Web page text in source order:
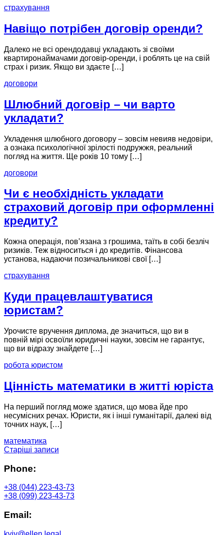
страхування
Навіщо потрібен договір оренди?
Далеко не всі орендодавці укладають зі своїми
квартиронаймачами договір-оренди, і роблять це на свій
страх і ризик. Якщо ви здаєте […]
договори
Шлюбний договір – чи варто
укладати?
Укладення шлюбного договору – зовсім невияв недовіри,
а ознака психологічної зрілості подружжя, реальний
погляд на життя. Ще років 10 тому […]
договори
Чи є необхідність укладати
страховий договір при оформленні
кредиту?
Кожна операція, пов’язана з грошима, таїть в собі безліч
ризиків. Теж відноситься і до кредитів. Фінансова
установа, надаючи позичальникові свої […]
страхування
Куди працевлаштуватися
юристам?
Урочисте вручення диплома, де значиться, що ви в
повній мірі освоїли юридичні науки, зовсім не гарантує,
що ви відразу знайдете […]
робота юристом
Цінність математики в житті юріста
На перший погляд може здатися, що мова йде про
несумісних речах. Юристи, як і інші гуманітарії, далекі від
точних наук, […]
математика
Навігація
за
Старіші записи
Phone:
+38 (044) 223-43-73
+38 (099) 223-43-73
Email: